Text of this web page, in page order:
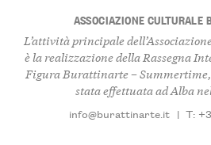
ASSOCIAZIONE CULTURALE
L’attività principale
è la realizzazione della Rassegna
FiguraBurattinarte – Summertime
stata effettuata ad Alba
info@burattinarte.it | T: